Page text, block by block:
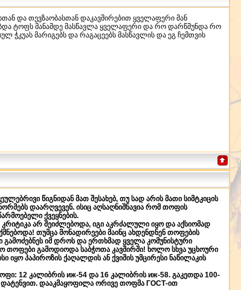
და თევზაობასთან დაკავშირებით ყველაფერი მან
ტოფს მანამდე მასწავლა ყველაფერი და რო დარწმუნდა რო
ჭკუას მარიგებს და რაგაცეებს მასწავლის და ეგ ჩემთვის
წიგნიდან მათ შესახებ, თუ სად არის მათი სიმტკიცის
დაარღვევენ. ისიც აღსაღნიშნავია რომ თოფის
ქვეყნების.
არ შეიძლებოდა, იგი აკრძალული იყო და აქსიომად
თუმცა მონადირეები მაინც ახდენდნენ თოფების
გამოძებნეს იმ დროს და ერთხმად ყველა კომუნისტური
თოფები გამოდიოდა საბჭოთა კავშირში! ხოლო სხვა უცხოური
იყო პაპიროზის ქაღალდის ან ქვიშის უმცირესი ნაწილაკის
12 კალიბრის иж-54 და 16 კალიბრის иж-58. გაკეთდა 100-
დატენვით. დააკმაყოფილა ორივე თოფმა ГОСТ-ით